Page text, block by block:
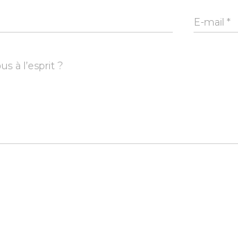
E-mail*
à l’esprit ?